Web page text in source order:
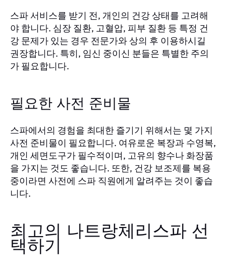
스파 서비스를 받기 전, 개인의 건강 상태를 고려해
야 합니다. 심장 질환, 고혈압, 피부 질환 등 특정 건
강 문제가 있는 경우 전문가와 상의 후 이용하시길
권장합니다. 특히, 임신 중이신 분들은 특별한 주의
가 필요합니다.
필요한 사전 준비물
스파에서의 경험을 최대한 즐기기 위해서는 몇 가지
사전 준비물이 필요합니다. 여유로운 복장과 수영복,
개인 세면도구가 필수적이며, 고유의 향수나 화장품
을 가지는 것도 좋습니다. 또한, 건강 보조제를 복용
중이라면 사전에 스파 직원에게 알려주는 것이 좋습
니다.
최고의 나트랑체리스파 선
택하기